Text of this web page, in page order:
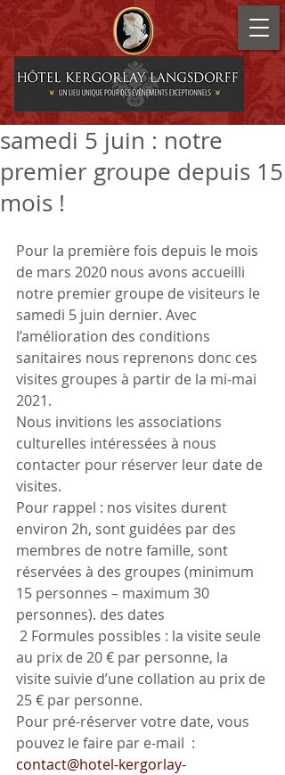
samedi 5 juin : notre
premier groupe depuis 15
mois !
Pour la première fois depuis le mois
de mars 2020 nous avons accueilli
notre premier groupe de visiteurs le
samedi 5 juin dernier. Avec
l’amélioration des conditions
sanitaires nous reprenons donc ces
visites groupes à partir de la mi-mai
2021.
Nous invitions les associations
culturelles intéressées à nous
contacter pour réserver leur date de
visites.
Pour rappel : nos visites durent
environ 2h, sont guidées par des
membres de notre famille, sont
réservées à des groupes (minimum
15 personnes – maximum 30
personnes). des dates
au prix de 20 € par personne, la
visite suivie d’une collation au prix de
25 € par personne.
Pour pré-réserver votre date, vous
pouvez le faire par e-mail  :
contact@hotel-kergorlay-